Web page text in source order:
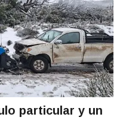
particular y un